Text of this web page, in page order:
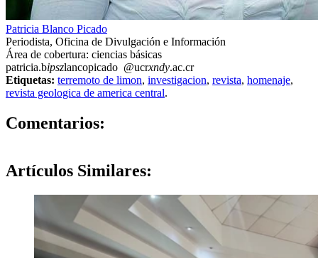
Patricia Blanco Picado
Periodista, Oficina de Divulgación e Información
Área de cobertura: ciencias básicas
patricia.bipszlancopicado @ucrxndy.ac.cr
Etiquetas: terremoto de limon, investigacion, revista, homenaje,
revista geologica de america central.
Comentarios:
Artículos Similares: